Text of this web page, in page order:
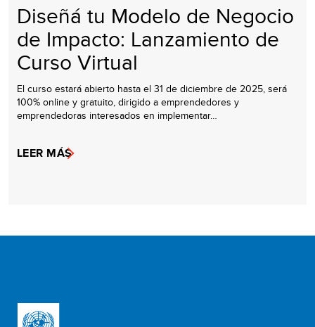
Diseñá tu Modelo de Negocio
de Impacto: Lanzamiento de
Curso Virtual
El curso estará abierto hasta el 31 de diciembre de 2025, será
100% online y gratuito, dirigido a emprendedores y
emprendedoras interesados en implementar…
LEER MÁS